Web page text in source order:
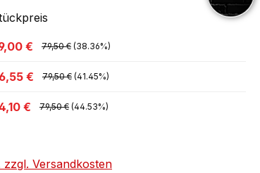
€ 79,50 € (38.36%)
€ 79,50 € (41.45%)
€ 79,50 € (44.53%)
zzgl. Versandkosten